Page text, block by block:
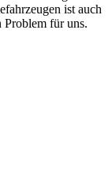
ist auch
Problem für uns.